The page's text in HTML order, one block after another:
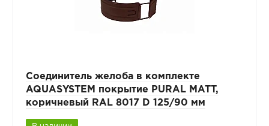
Соединитель желоба в комплекте
AQUASYSTEM покрытие PURAL MATT,
коричневый RAL 8017 D 125/90 мм